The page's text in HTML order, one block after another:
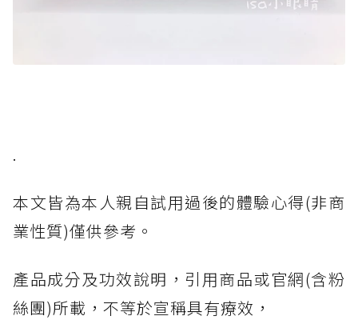
.
本文皆為本人親自試用過後的體驗心得(非商
業性質)僅供參考。
產品成分及功效說明，引用商品或官網(含粉
絲團)所載，不等於宣稱具有療效，